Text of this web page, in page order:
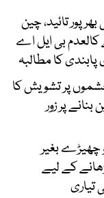
تائید، چین
بی ایل اے
پابندی کا مطالبہ
پر تشویش کا
بنانے پر زور
چھیڑے بغیر
کے لیے
تیاری